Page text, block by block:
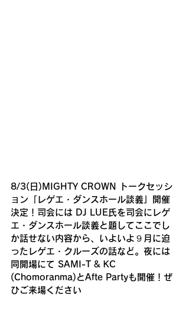
8/3(日)MIGHTY CROWN トークセッシ
ョン「レゲエ・ダンスホール談義」開催
決定！司会には DJ LUE氏を司会にレゲ
エ・ダンスホール談義と題してここでし
か話せない内容から、いよいよ９月に迫
ったレゲエ・クルーズの話など。夜には
同開場にて SAMI-T & KC
(Chomoranma)とAfte Partyも開催！ぜ
ひご来場ください